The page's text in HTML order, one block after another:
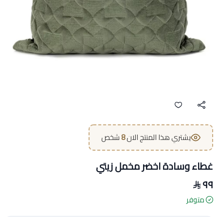
يشتري هذا المنتج الان8شخص
غطاء وسادة اخضر مخمل زيتي
٩٩
متوفر